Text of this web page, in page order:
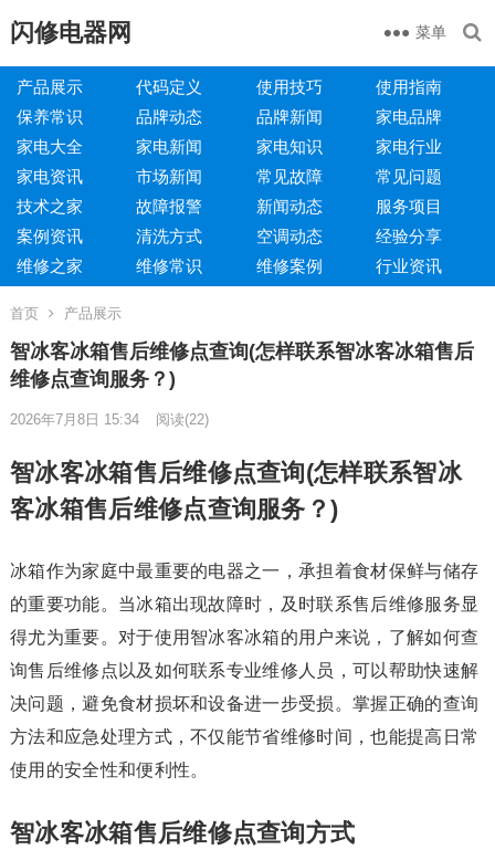
闪修电器网 菜单
产品展示 代码定义 使用技巧
使用指南
保养常识
品牌动态 品牌新闻
家电品牌
家电大全
家电新闻 家电知识
家电行业
家电资讯
市场新闻 常见故障
常见问题
技术之家
故障报警 新闻动态
服务项目
案例资讯
清洗方式 空调动态
经验分享
维修之家
维修常识 维修案例 行业资讯
首页 产品展示
智冰客冰箱售后维修点查询(怎样联系智冰客冰箱售后
维修点查询服务？)
2026年7月8日 15:34 阅读(22)
智冰客冰箱售后维修点查询(怎样联系智冰
客冰箱售后维修点查询服务？)
冰箱作为家庭中最重要的电器之一，承担着食材保鲜与储存
的重要功能。当冰箱出现故障时，及时联系售后维修服务显
得尤为重要。对于使用智冰客冰箱的用户来说，了解如何查
询售后维修点以及如何联系专业维修人员，可以帮助快速解
决问题，避免食材损坏和设备进一步受损。掌握正确的查询
方法和应急处理方式，不仅能节省维修时间，也能提高日常
使用的安全性和便利性。
智冰客冰箱售后维修点查询方式